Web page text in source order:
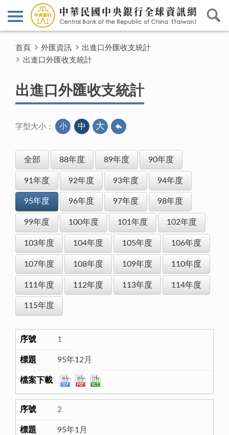
首頁 外匯資訊
出進口外匯收支統計
出進口外匯收支統計
出進口外匯收支統計
字型大小： 小 中 大
全部 88年度 89年度 90年度
91年度 92年度 93年度 94年度
95年度 96年度 97年度 98年度
99年度 100年度 101年度 102年度
103年度 104年度 105年度 106年度
107年度 108年度 109年度 110年度
111年度 112年度 113年度 114年度
115年度
1
95年12月
2
95年1月